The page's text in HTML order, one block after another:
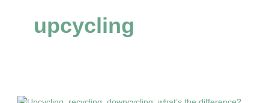
upcycling